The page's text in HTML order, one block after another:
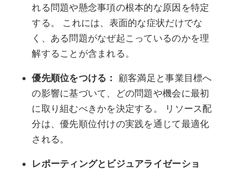
れる問題や懸念事項の根本的な原因を特定
する。 これには、表面的な症状だけでな
く、ある問題がなぜ起こっているのかを理
解することが含まれる。
優先順位をつける： 顧客満足と事業目標へ
の影響に基づいて、どの問題や機会に最初
に取り組むべきかを決定する。 リソース配
分は、優先順位付けの実践を通じて最適化
される。
レポーティングとビジュアライゼーショ